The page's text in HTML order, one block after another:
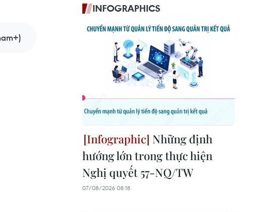
INFOGRAPHICS
Những định
hướng lớn trong thực hiện
Nghị quyết 57-NQ/TW
07/08/2026 08:18